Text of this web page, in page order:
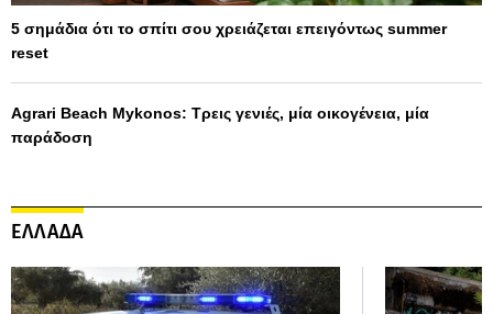
5 σημάδια ότι το σπίτι σου χρειάζεται επειγόντως summer
reset
Agrari Beach Mykonos: Τρεις γενιές, μία οικογένεια, μία
παράδοση
ΕΛΛΑΔΑ